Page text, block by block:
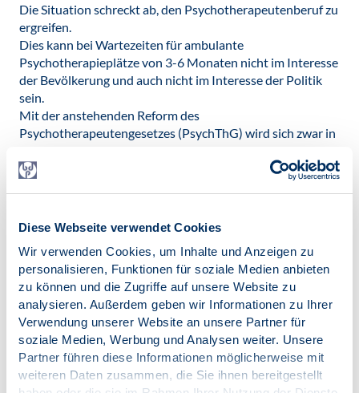
Diese Webseite verwendet Cookies
Wir verwenden Cookies, um Inhalte und Anzeigen zu
personalisieren, Funktionen für soziale Medien anbieten
zu können und die Zugriffe auf unsere Website zu
analysieren. Außerdem geben wir Informationen zu Ihrer
Verwendung unserer Website an unsere Partner für
soziale Medien, Werbung und Analysen weiter. Unsere
Partner führen diese Informationen möglicherweise mit
weiteren Daten zusammen, die Sie ihnen bereitgestellt
Die Situation schreckt ab, den Psychotherapeutenberuf zu
ergreifen.
Dies kann bei Wartezeiten für ambulante
Psychotherapieplätze von 3-6 Monaten nicht im Interesse
der Bevölkerung und auch nicht im Interesse der Politik
sein.
Mit der anstehenden Reform des
Psychotherapeutengesetzes (PsychThG) wird sich zwar in
Zeit und die Situation der PiA momentan spielt im
Schatten dieser Reformbestrebungen in der Politik derzeit
Eckpunkte zur Novellierung des PsychThG wurden vom
veröffentlicht. Ein Referentenentwurf des BMG wurde
bereits mehrfach angekündigt. Aktuell wird ein
Arbeitspapier erwartet. Die geplante Verabschiedung
eines Gesetzes in dieser Legislaturperiode kann demnach
schon aus Zeitmangel nicht mehr erfolgen.“
Ansprechpartnerin für die Presse ist Katharina van
Bronswijk, PiA-Sprecherin im VPP/BDP
Veröffentlicht am: